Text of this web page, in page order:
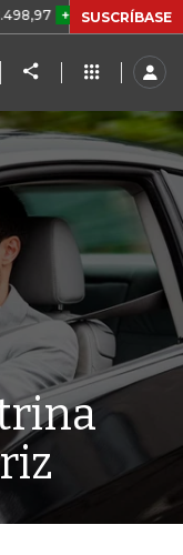
8.753,81 +2,19%
SUSCRÍBASE